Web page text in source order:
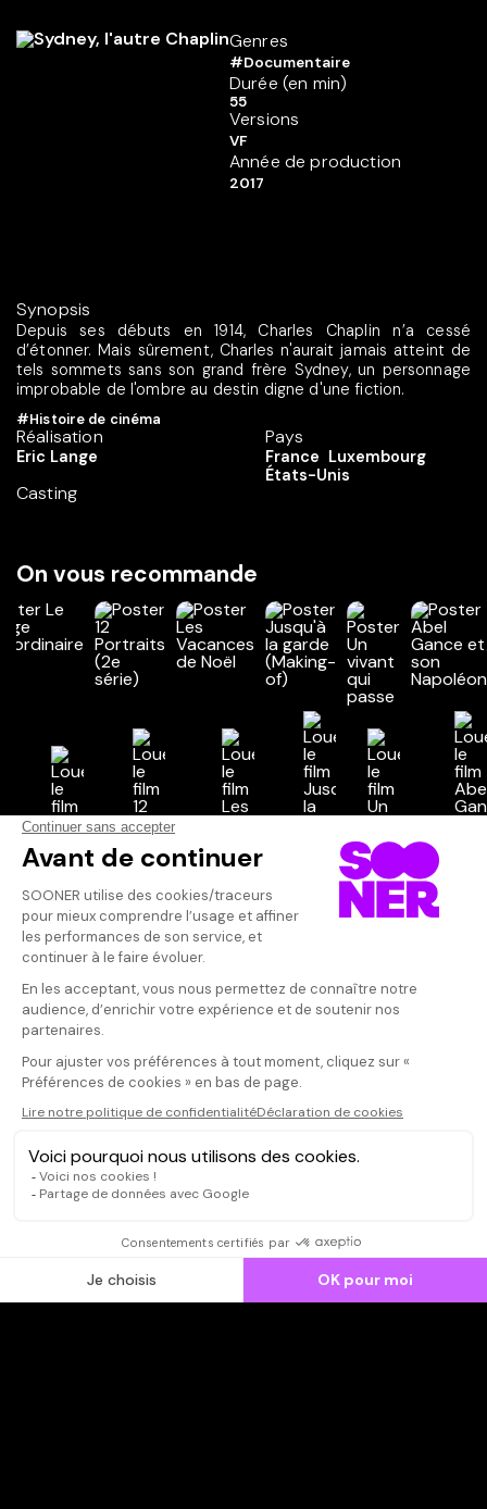
Genres
#Documentaire
Durée (en min)
55
Versions
VF
Année de production
2017
Synopsis
Depuis ses débuts en 1914, Charles Chaplin n’a cessé
d’étonner. Mais sûrement, Charles n'aurait jamais atteint de
tels sommets sans son grand frère Sydney, un personnage
improbable de l'ombre au destin digne d'une fiction.
#Histoire de cinéma
Réalisation
Eric Lange
Casting
Pays
France Luxembourg
États-Unis
On vous recommande
Vos avis
Donnez votre avis
Votre note
Votre commentaire
Il faut vous connecter pour
publier un avis
CONNEXION
Qui sommes-nous ?